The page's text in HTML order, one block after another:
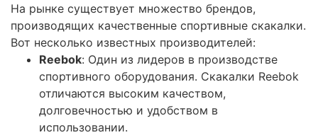
На рынке существует множество брендов,
производящих качественные спортивные скакалки.
Вот несколько известных производителей:
Reebok: Один из лидеров в производстве
спортивного оборудования. Скакалки Reebok
отличаются высоким качеством,
долговечностью и удобством в
использовании.